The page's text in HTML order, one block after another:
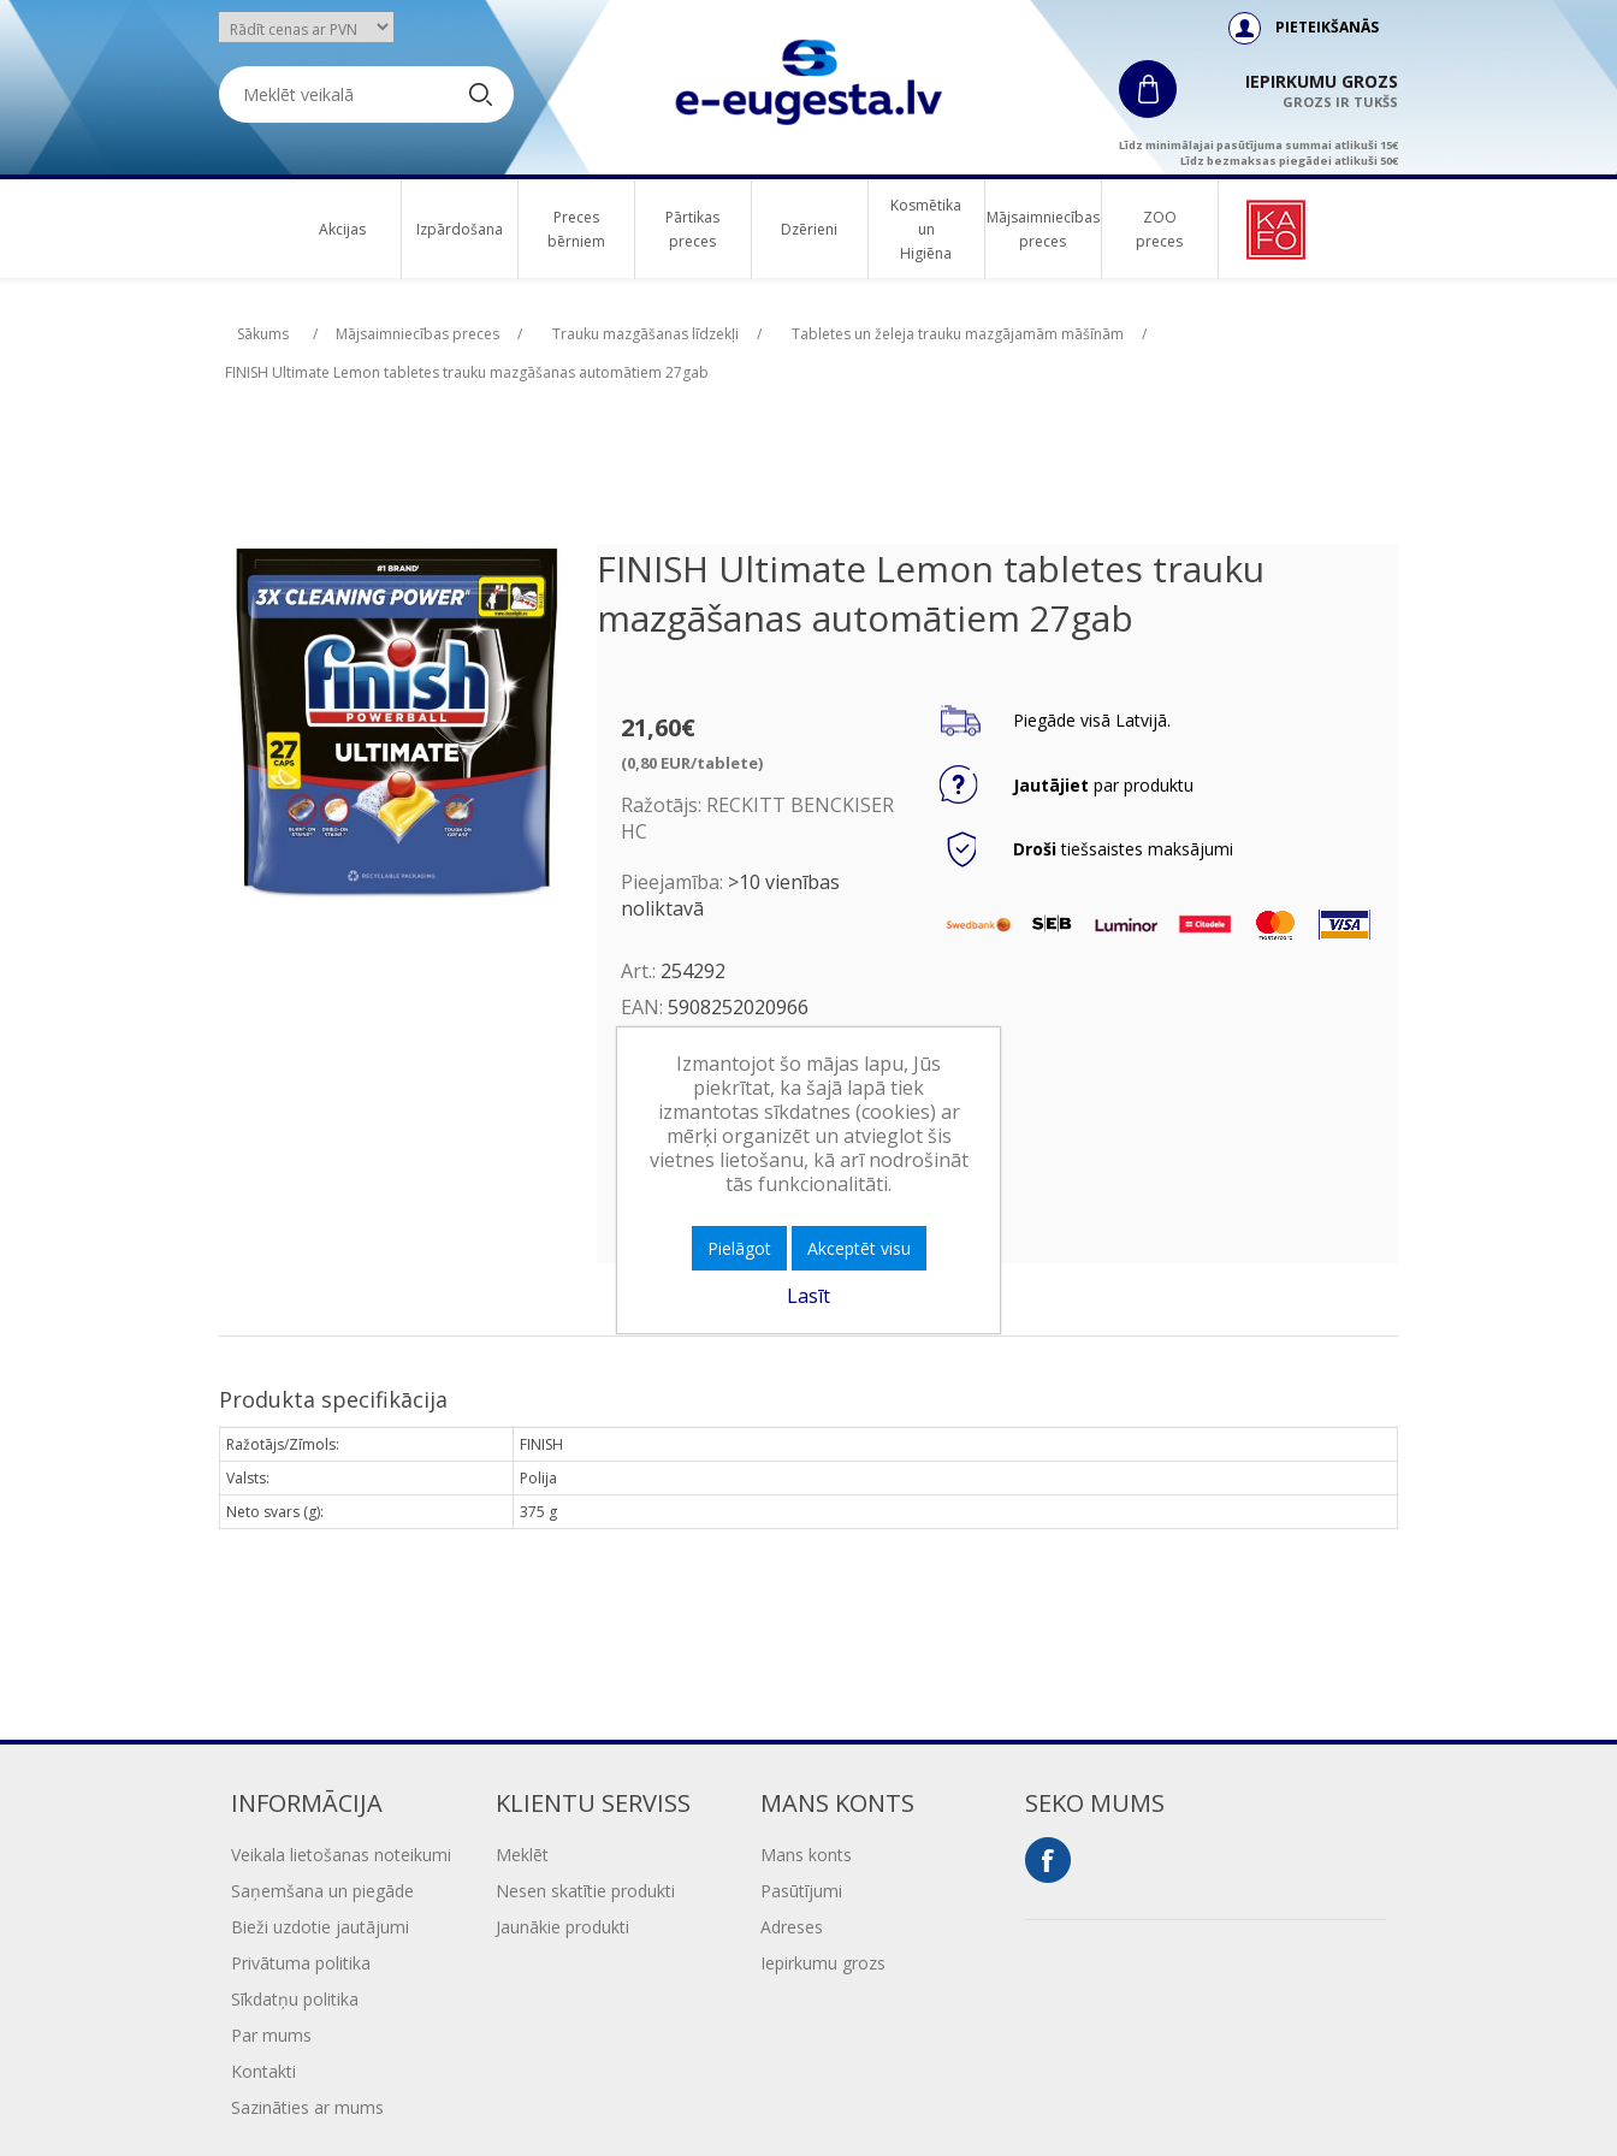
PIETEIKŠANĀS
IEPIRKUMU GROZS
GROZS IR TUKŠS
Līdz minimālajai pasūtījuma summai atlikuši 15€
Līdz bezmaksas piegādei atlikuši 50€
Akcijas Izpārdošana
Preces
bērniem
Pārtikas
preces
Dzērieni
Kosmētika
un
Higiēna
Mājsaimniecības
preces
ZOO
preces
Sākums / Mājsaimniecības preces / Trauku mazgāšanas līdzekļi / Tabletes un želeja trauku mazgājamām māšīnām
/
FINISH Ultimate Lemon tabletes trauku mazgāšanas automātiem 27gab
FINISH Ultimate Lemon tabletes trauku
mazgāšanas automātiem 27gab
21,60€
(0,80 EUR/tablete)
Ražotājs: RECKITT BENCKISER
HC
Pieejamība: >10 vienības
noliktavā
Art.: 254292
EAN: 5908252020966
Minimālais daudzums:1
Minimālais preces derīguma
termiņš:26.04.2028
Piegāde visā Latvijā.
Jautājiet par produktu
Drošitiešsaistes maksājumi
Produkta specifikācija
Ražotājs/Zīmols:
FINISH
Valsts:
Polija
Neto svars (g):
375 g
INFORMĀCIJA
Veikala lietošanas noteikumi
Saņemšana un piegāde
Bieži uzdotie jautājumi
Privātuma politika
Sīkdatņu politika
Par mums
Kontakti
Sazināties ar mums
KLIENTU SERVISS
Meklēt
Nesen skatītie produkti
Jaunākie produkti
MANS KONTS
Mans konts
Pasūtījumi
Adreses
Iepirkumu grozs
SEKO MUMS
Izmantojot šo mājas lapu, Jūs
piekrītat, ka šajā lapā tiek
izmantotas sīkdatnes (cookies) ar
mērķi organizēt un atvieglot šis
vietnes lietošanu, kā arī nodrošināt
tās funkcionalitāti.
Pielāgot Akceptēt visu
Lasīt